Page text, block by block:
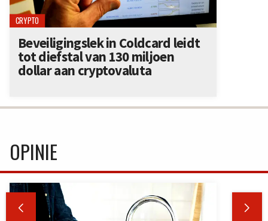
CRYPTO
Beveiligingslek in Coldcard leidt
tot diefstal van 130 miljoen
dollar aan cryptovaluta
OPINIE
 